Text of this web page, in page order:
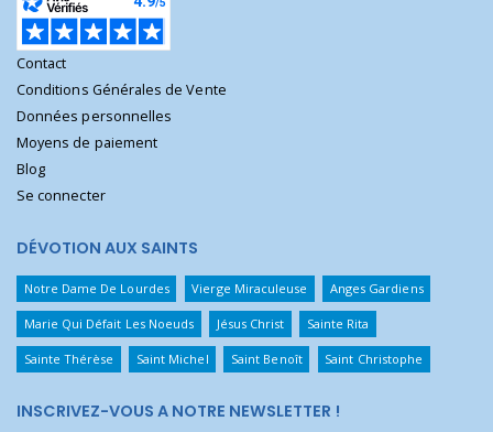
Contact
Conditions Générales de Vente
Données personnelles
Moyens de paiement
Blog
Se connecter
DÉVOTION AUX SAINTS
Notre Dame De Lourdes Vierge Miraculeuse Anges Gardiens
Marie Qui Défait Les Noeuds Jésus Christ Sainte Rita
Sainte Thérèse Saint Michel Saint Benoît Saint Christophe
INSCRIVEZ-VOUS A NOTRE NEWSLETTER !